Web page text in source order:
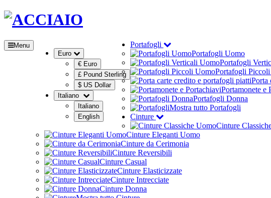
Menu
Euro
€ Euro
£ Pound Sterling
$ US Dollar
Italiano
Italiano
English
Portafogli
Portafogli Uomo
Portafogli
Portafogli
Porta
Portamonete e
Portafogli Donna
Mostra tutto Portafogli
Cinture
Cinture
Cinture Eleganti Uomo
Cinture da Cerimonia
Cinture Reversibili
Cinture Casual
Cinture Elasticizzate
Cinture Intrecciate
Cinture Donna